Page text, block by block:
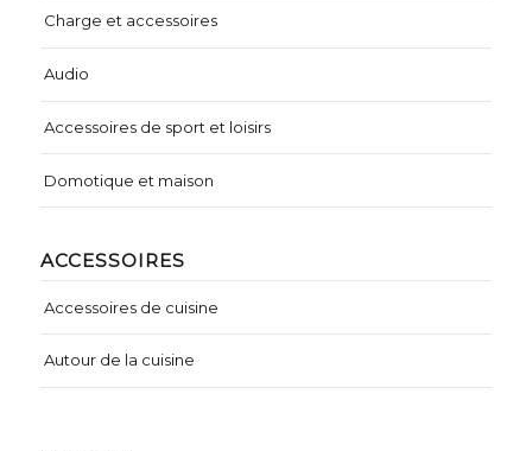
Charge et accessoires
Audio
Accessoires de sport et loisirs
Domotique et maison
ACCESSOIRES
Accessoires de cuisine
Autour de la cuisine